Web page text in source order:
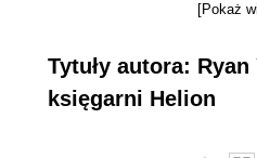
[Pokaż
Tytuły autora:
księgarni Helion